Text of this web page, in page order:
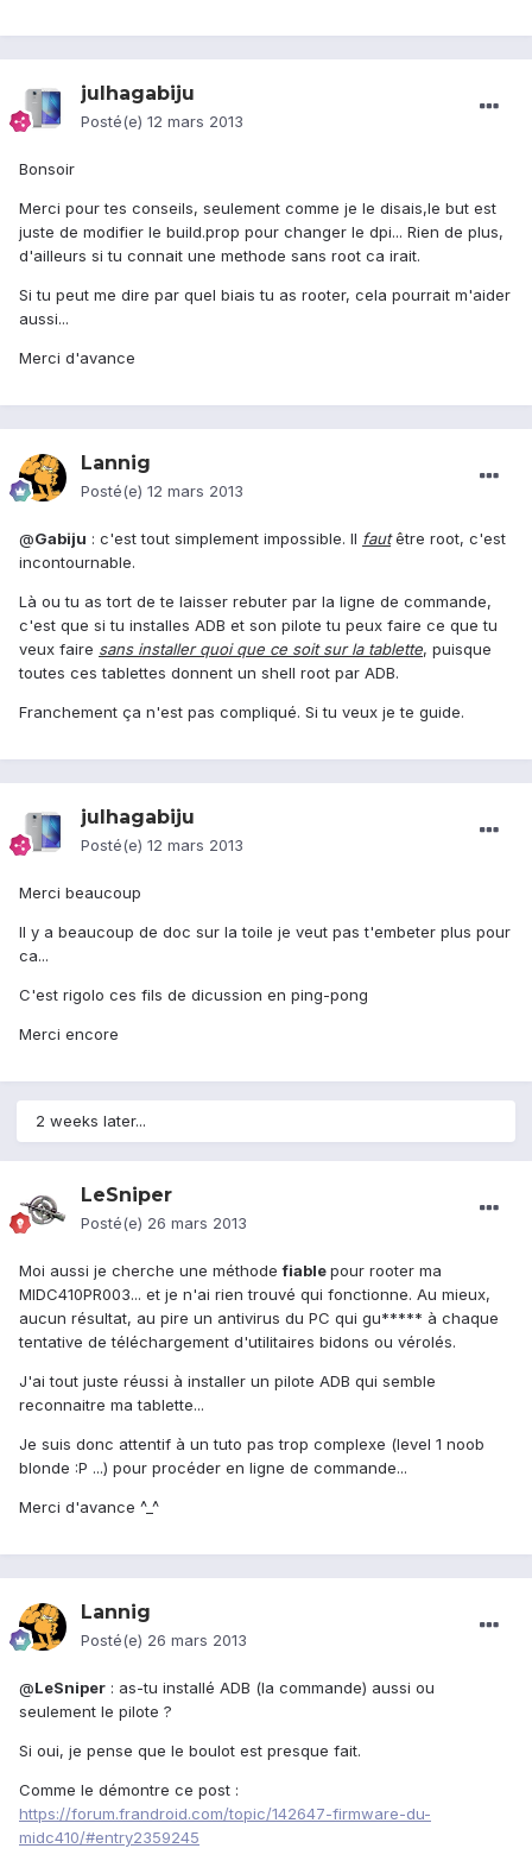
julhagabiju
Posté(e) 12 mars 2013
Bonsoir
Merci pour tes conseils, seulement comme je le disais,le but est
juste de modifier le build.prop pour changer le dpi... Rien de plus,
d'ailleurs si tu connait une methode sans root ca irait.
Si tu peut me dire par quel biais tu as rooter, cela pourrait m'aider
aussi...
Merci d'avance
Lannig
Posté(e) 12 mars 2013
@Gabiju : c'est tout simplement impossible. Il fautêtre root, c'est
incontournable.
Là ou tu as tort de te laisser rebuter par la ligne de commande,
c'est que si tu installes ADB et son pilote tu peux faire ce que tu
veux faire sans installer quoi que ce soit sur la tablette, puisque
toutes ces tablettes donnent un shell root par ADB.
Franchement ça n'est pas compliqué. Si tu veux je te guide.
julhagabiju
Posté(e) 12 mars 2013
Merci beaucoup
Il y a beaucoup de doc sur la toile je veut pas t'embeter plus pour
ca...
C'est rigolo ces fils de dicussion en ping-pong
Merci encore
2 weeks later...
LeSniper
Posté(e) 26 mars 2013
Moi aussi je cherche une méthodefiablepour rooter ma
MIDC410PR003... et je n'ai rien trouvé qui fonctionne. Au mieux,
aucun résultat, au pire un antivirus du PC qui gu***** à chaque
tentative de téléchargement d'utilitaires bidons ou vérolés.
J'ai tout juste réussi à installer un pilote ADB qui semble
reconnaitre ma tablette...
Je suis donc attentif à un tuto pas trop complexe (level 1 noob
blonde :P ...) pour procéder en ligne de commande...
Merci d'avance ^_^
Lannig
Posté(e) 26 mars 2013
@LeSniper : as-tu installé ADB (la commande) aussi ou
seulement le pilote ?
Si oui, je pense que le boulot est presque fait.
Comme le démontre ce post :
https://forum.frandroid.com/topic/142647-firmware-du-
midc410/#entry2359245